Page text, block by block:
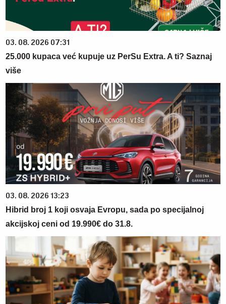
03. 08. 2026 07:31
25.000 kupaca već kupuje uz PerSu Extra. A ti? Saznaj
više
03. 08. 2026 13:23
Hibrid broj 1 koji osvaja Evropu, sada po specijalnoj
akcijskoj ceni od 19.990€ do 31.8.